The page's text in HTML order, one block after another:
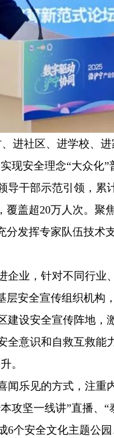
进社区、进学校、进
现安全理念“大众化”
干部示范引领，累
盖超20万人次。聚
发挥专家队伍技术
业，针对不同行业
安全宣传组织机构
建设安全宣传阵地，
意识和自救互救能
。
闻乐见的方式，注重
攻坚一线讲”直播、
个安全文化主题公